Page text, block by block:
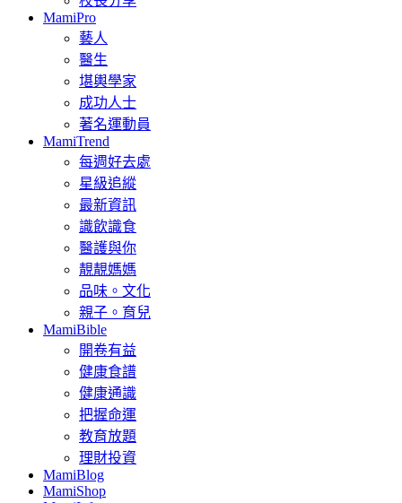
MamiPro
藝人
醫生
堪輿學家
成功人士
著名運動員
MamiTrend
每週好去處
星級追縱
最新資訊
識飲識食
醫護與你
靚靚媽媽
品味。文化
親子。育兒
MamiBible
開卷有益
健康食譜
健康通識
把握命運
教育放題
理財投資
MamiBlog
MamiShop